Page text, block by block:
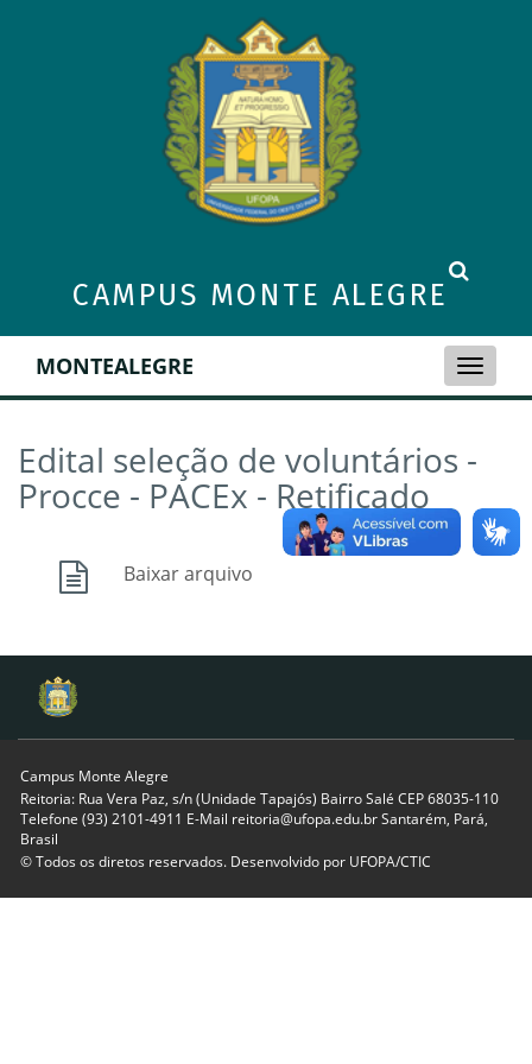
CAMPUS MONTE ALEGRE
Toggle
MONTEALEGRE
Edital seleção de voluntários -
Procce - PACEx - Retificado
Baixar arquivo
Campus Monte Alegre
Reitoria: Rua Vera Paz, s/n (Unidade Tapajós) Bairro Salé CEP 68035-110
Telefone (93) 2101-4911 E-Mail reitoria@ufopa.edu.br Santarém, Pará,
Brasil
© Todos os diretos reservados. Desenvolvido por UFOPA/CTIC